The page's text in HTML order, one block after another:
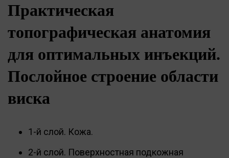
Практическая
топографическая анатомия
для оптимальных инъекций.
Послойное строение области
виска
1-й слой. Кожа.
2-й слой. Поверхностная подкожная